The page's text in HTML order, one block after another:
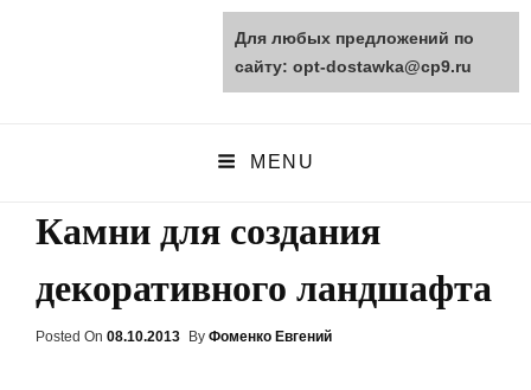
opt-dostawka.ru
MENU
Камни для создания
декоративного ландшафта
Posted On Posted
08.10.2013 By Фоменко Евгений
Для любых предложений по
сайту: opt-dostawka@cp9.ru